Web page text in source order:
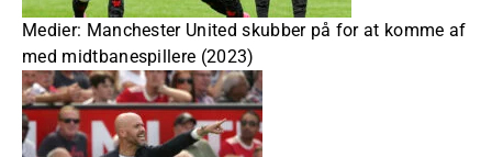
Medier: Manchester United skubber på for at komme af
med midtbanespillere (2023)